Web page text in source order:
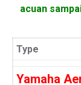
acuan
Type
Yamaha